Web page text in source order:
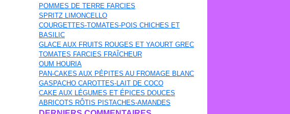
POMMES DE TERRE FARCIES
SPRITZ LIMONCELLO
COURGETTES-TOMATES-POIS CHICHES ET
BASILIC
GLACE AUX FRUITS ROUGES ET YAOURT GREC
TOMATES FARCIES FRAÎCHEUR
OUM HOURIA
PAN-CAKES AUX PÉPITES AU FROMAGE BLANC
GASPACHO CAROTTES-LAIT DE COCO
CAKE AUX LÉGUMES ET ÉPICES DOUCES
ABRICOTS RÔTIS PISTACHES-AMANDES